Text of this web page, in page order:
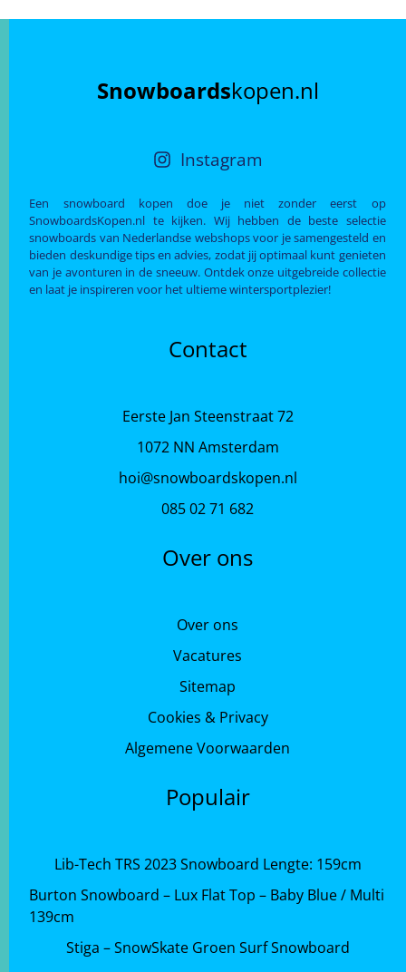
Snowboardskopen.nl
Instagram
Een snowboard kopen doe je niet zonder eerst op
SnowboardsKopen.nl te kijken. Wij hebben de beste selectie
snowboards van Nederlandse webshops voor je samengesteld en
bieden deskundige tips en advies, zodat jij optimaal kunt genieten
van je avonturen in de sneeuw. Ontdek onze uitgebreide collectie
en laat je inspireren voor het ultieme wintersportplezier!
Contact
Eerste Jan Steenstraat 72
1072 NN Amsterdam
hoi@snowboardskopen.nl
085 02 71 682
Over ons
Over ons
Vacatures
Sitemap
Cookies & Privacy
Algemene Voorwaarden
Populair
Lib-Tech TRS 2023 Snowboard Lengte: 159cm
Burton Snowboard – Lux Flat Top – Baby Blue / Multi
139cm
Stiga – SnowSkate Groen Surf Snowboard